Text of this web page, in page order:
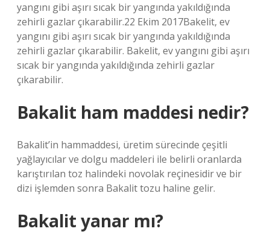
yangını gibi aşırı sıcak bir yangında yakıldığında
zehirli gazlar çıkarabilir.22 Ekim 2017Bakelit, ev
yangını gibi aşırı sıcak bir yangında yakıldığında
zehirli gazlar çıkarabilir. Bakelit, ev yangını gibi aşırı
sıcak bir yangında yakıldığında zehirli gazlar
çıkarabilir.
Bakalit ham maddesi nedir?
Bakalit’in hammaddesi, üretim sürecinde çeşitli
yağlayıcılar ve dolgu maddeleri ile belirli oranlarda
karıştırılan toz halindeki novolak reçinesidir ve bir
dizi işlemden sonra Bakalit tozu haline gelir.
Bakalit yanar mı?